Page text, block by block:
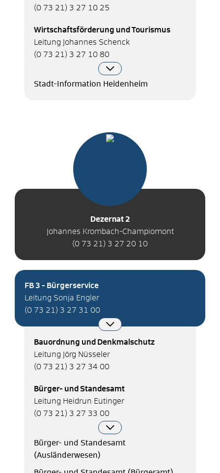
(0 73 21) 3 27 10 25
Wirtschaftsförderung und Tourismus
Leitung Johannes Schenck
(0 73 21) 3 27 10 80
Stadt-Information Heidenheim
Dezernat 2
Johannes Krombach-Champiomont
(0 73 21) 3 27 20 10
FB 3 - Bürgerservice
Leitung Sonja Engler
(0 73 21) 3 27 31 00
Bauordnung und Denkmalschutz
Leitung Jörg Nüsseler
(0 73 21) 3 27 34 00
Bürger- und Standesamt
Leitung Heidrun Eutinger
(0 73 21) 3 27 33 00
Bürger- und Standesamt
(Ausländerwesen)